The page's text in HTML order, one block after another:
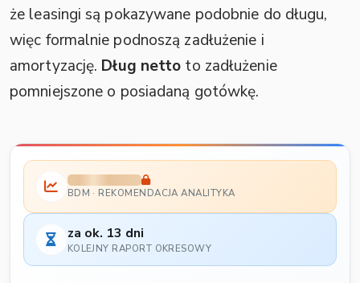
że leasingi są pokazywane podobnie do długu,
więc formalnie podnoszą zadłużenie i
amortyzację. Dług netto to zadłużenie
pomniejszone o posiadaną gotówkę.
BDM · REKOMENDACJA ANALITYKA
za ok. 13 dni
KOLEJNY RAPORT OKRESOWY